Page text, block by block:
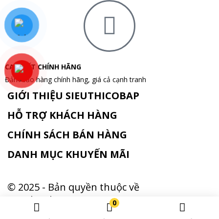
0
CAM KẾT CHÍNH HÃNG
Đảm bảo hàng chính hãng, giá cả cạnh tranh
GIỚI THIỆU SIEUTHICOBAP
HỖ TRỢ KHÁCH HÀNG
CHÍNH SÁCH BÁN HÀNG
DANH MỤC KHUYẾN MÃI
© 2025 - Bản quyền thuộc về
sieuthicobap.com